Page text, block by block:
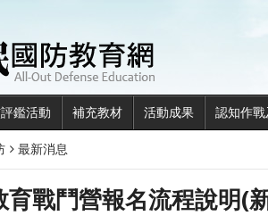
鑑活動 補充教材 活動成果 認知作
最新消息
育戰鬥營報名流程說明(